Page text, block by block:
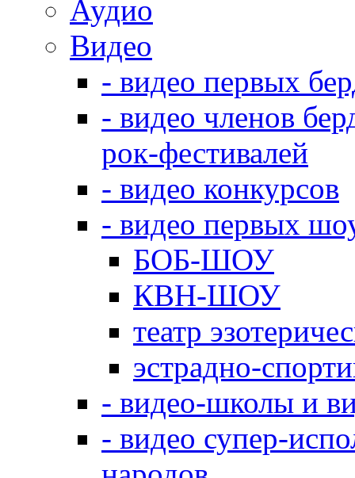
Аудио
Видео
- видео первых
- видео членов
рок-фестивалей
- видео конкурсов
- видео первых
БОБ-ШОУ
КВН-ШОУ
театр
эстрадно-
- видео-школы и
- видео супер-